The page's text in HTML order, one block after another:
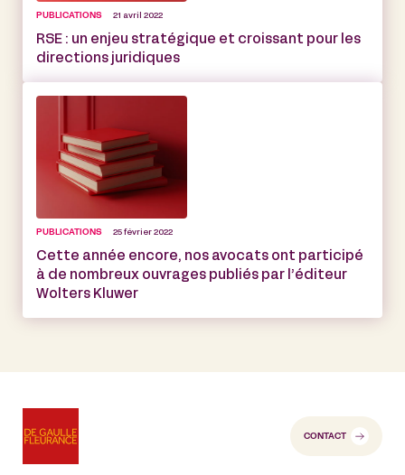
PUBLICATIONS 21 avril 2022
RSE : un enjeu stratégique et croissant pour les
directions juridiques
PUBLICATIONS 25 février 2022
Cette année encore, nos avocats ont participé
à de nombreux ouvrages publiés par l’éditeur
Wolters Kluwer
CONTACT